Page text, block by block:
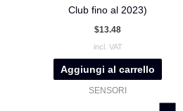
Club fino al 2023)
$13.48
incl. VAT
Aggiungi al carrello
SENSORI